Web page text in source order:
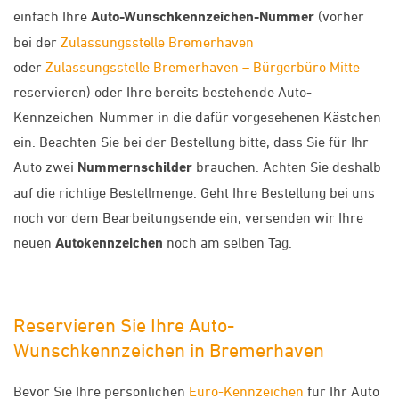
einfach Ihre Auto-Wunschkennzeichen-Nummer (vorher
bei der Zulassungsstelle Bremerhaven
oder Zulassungsstelle Bremerhaven – Bürgerbüro Mitte
reservieren) oder Ihre bereits bestehende Auto-
Kennzeichen-Nummer in die dafür vorgesehenen Kästchen
ein. Beachten Sie bei der Bestellung bitte, dass Sie für Ihr
Auto zwei Nummernschilder brauchen. Achten Sie deshalb
auf die richtige Bestellmenge. Geht Ihre Bestellung bei uns
noch vor dem Bearbeitungsende ein, versenden wir Ihre
neuen Autokennzeichen noch am selben Tag.
Reservieren Sie Ihre Auto-
Wunschkennzeichen in Bremerhaven
Bevor Sie Ihre persönlichen Euro-Kennzeichen für Ihr Auto